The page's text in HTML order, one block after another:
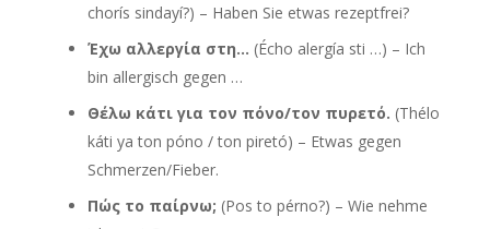
chorís sindayí?) – Haben Sie etwas rezeptfrei?
Έχω αλλεργία στη… (Écho alergía sti …) – Ich
bin allergisch gegen …
Θέλω κάτι για τον πόνο/τον πυρετό. (Thélo
káti ya ton póno / ton piretó) – Etwas gegen
Schmerzen/Fieber.
Πώς το παίρνω; (Pos to pérno?) – Wie nehme